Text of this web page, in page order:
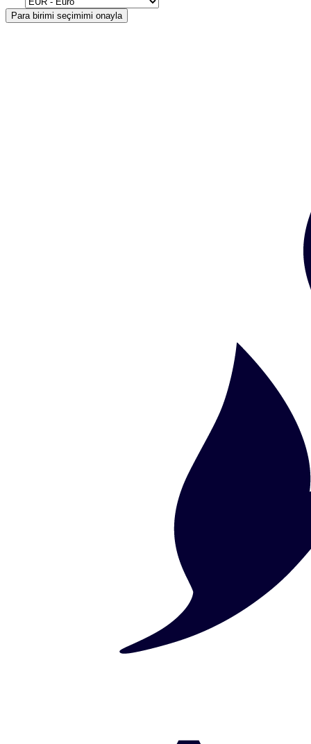
Para birimi seçimimi onayla